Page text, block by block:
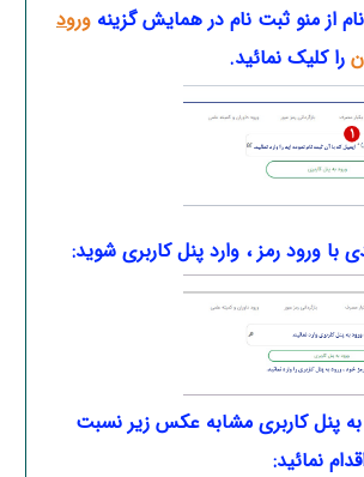
ورود
را کلیک نمائید.
پنل کاربری مشابه عکس زیر نسبت
نمائید: